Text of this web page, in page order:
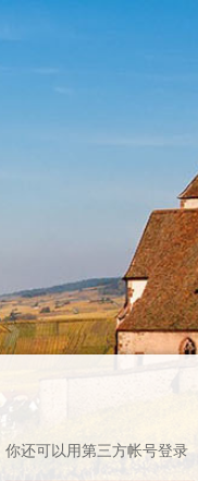
你还可以用第三方帐号登录